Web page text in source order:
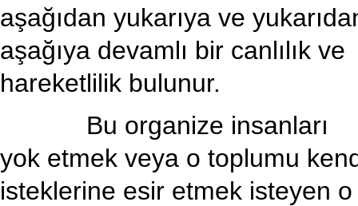
aşağıdan yukarıya ve
aşağıya devamlı bir canlılık ve
hareketlilik bulunur.
Bu organize insanları
yok etmek veya o toplumu
isteklerine esir etmek isteyen o